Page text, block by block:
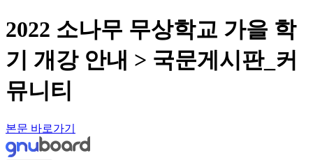
2022 소나무 무상학교 가을 학
기 개강 안내 > 국문게시판_커
뮤니티
본문 바로가기